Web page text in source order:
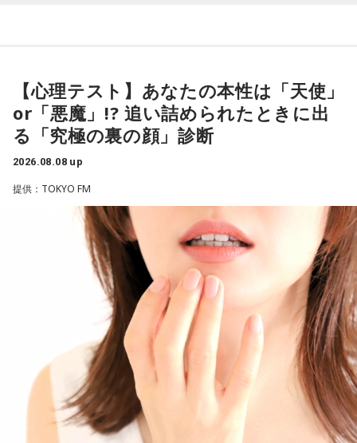
（左から）福田正博さん、藤木直人、高見侑里
番組名：SPORTS BEAT supported by TOYOTA
放送日時：毎週土曜 10:00～10:50
パーソナリティ：藤木直人、高見侑里
番組Webサイト： https://www.tfm.co.jp/beat/
@SPORTSBEAT_TFM
音声コンテンツプラットフォーム「JFN Pods」ではスペシャ
ル音声も配信中！
とがあると切り出し、「賞レースで結果を残していないコン
ビ、（芸歴18年目の）ぐりんぴーすがよく愚痴をこぼしてい
るのは、最近の後輩は挨拶をしてくれないんだって（笑）」
と暴露します。
有吉自身は、今では後輩から挨拶されないことがまったくな
いため分からないと前置きしつつ、「ぐりんぴーすがそう言
っていたから……その辺はどう？ 風紀が乱れているかどうか」
と質問します。
これに対して、カミムラは「ぐりんぴーすさんが言っている
のは、1～2年目の芸人の子たちだと思うんですけど……たぶ
ん、その子たちは本当に挨拶していないと思います」と苦笑
い。有吉が「なんでなの？」と尋ねると、カミムラは「こん
なことを言うのもあれですけど、（ぐりんぴーすさんが）ど
ういう先輩か分かっていないんだと思います」と正直に語り
ます。
それを受け、有吉は「でもさ、この世界に入ったら俺だって
（若手の頃は）誰か分からない人にも一応挨拶するじゃな
い？ 何があるか分からないからさ」と持論を語ります。その
【心理テスト】あなたの本性は「天使」
or「悪魔」!? 追い詰められたときに出
る「究極の裏の顔」診断
2026.08.08 up
提供：TOKYO FM